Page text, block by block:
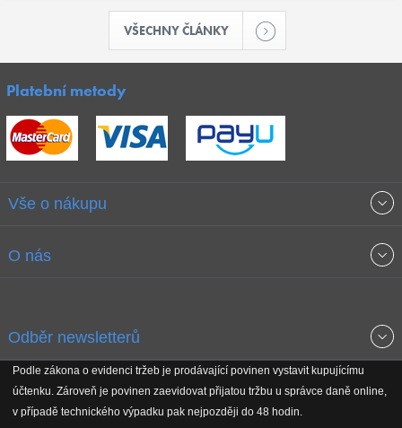
VŠECHNY ČLÁNKY
Platební metody
Vše o nákupu
Obchodní podmínky
Reklamační řád
O nás
Koho podporujeme
Odběr newsletterů
Podle zákona o evidenci tržeb je prodávající povinen vystavit kupujícímu
účtenku. Zároveň je povinen zaevidovat přijatou tržbu u správce daně online,
v případě technického výpadku pak nejpozději do 48 hodin.